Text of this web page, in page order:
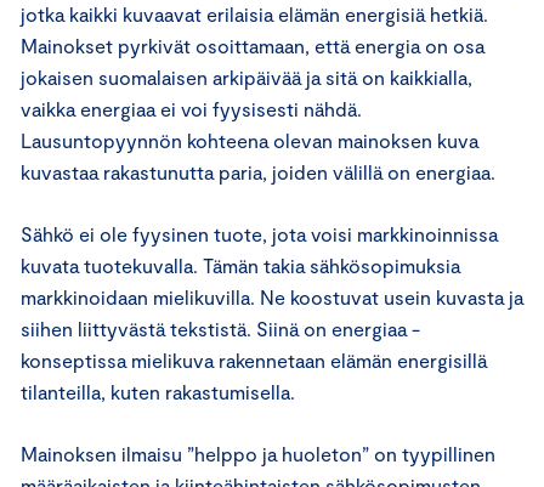
jotka kaikki kuvaavat erilaisia elämän energisiä hetkiä.
Mainokset pyrkivät osoittamaan, että energia on osa
jokaisen suomalaisen arkipäivää ja sitä on kaikkialla,
vaikka energiaa ei voi fyysisesti nähdä.
Lausuntopyynnön kohteena olevan mainoksen kuva
kuvastaa rakastunutta paria, joiden välillä on energiaa.
Sähkö ei ole fyysinen tuote, jota voisi markkinoinnissa
kuvata tuotekuvalla. Tämän takia sähkösopimuksia
markkinoidaan mielikuvilla. Ne koostuvat usein kuvasta ja
siihen liittyvästä tekstistä. Siinä on energiaa -
konseptissa mielikuva rakennetaan elämän energisillä
tilanteilla, kuten rakastumisella.
Mainoksen ilmaisu ”helppo ja huoleton” on tyypillinen